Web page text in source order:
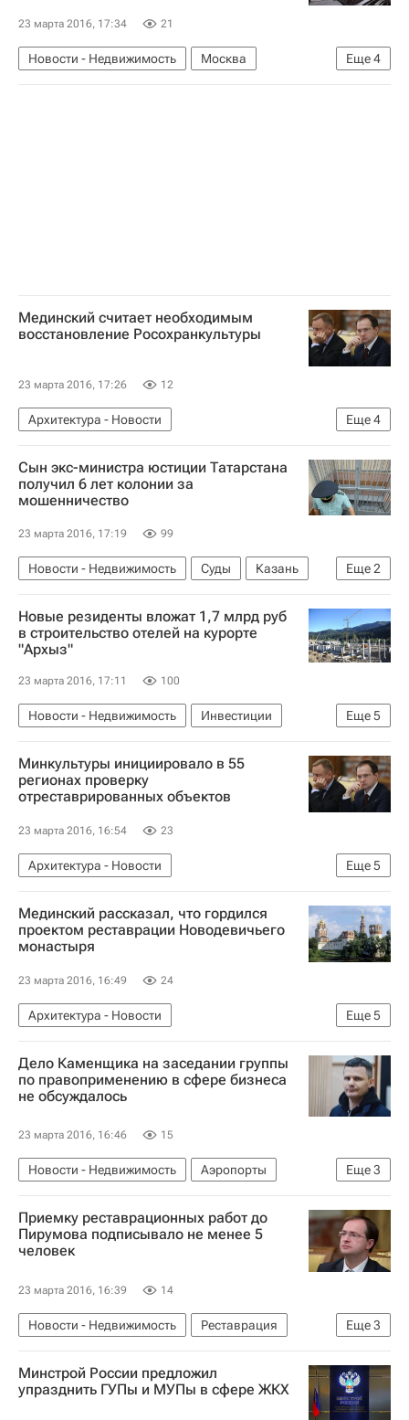
23 марта 2016, 17:34 21
Еще4
Новости - Недвижимость
Москва
Законодательство
Капремонт
Жилье
Мединский считает необходимым
восстановление Росохранкультуры
23 марта 2016, 17:26 12
Еще4
Архитектура - Новости
Новости - Недвижимость
Памятники
Владимир Мединский
Россия
Сын экс-министра юстиции Татарстана
получил 6 лет колонии за
мошенничество
23 марта 2016, 17:19 99
Еще2
Новости - Недвижимость Суды
Казань
Leroy Merlin
Россия
Новые резиденты вложат 1,7 млрд руб
в строительство отелей на курорте
"Архыз"
23 марта 2016, 17:11 100
Еще5
Новости - Недвижимость
Инвестиции
Гостиницы
Апартаменты
Коммерческая недвижимость
Карачаево-Черкесская республика (КЧР)
Россия
Минкультуры инициировало в 55
регионах проверку
отреставрированных объектов
23 марта 2016, 16:54 23
Еще5
Архитектура - Новости
Новости - Недвижимость
Памятники
Владимир Мединский
Министерство культуры Российской Федерации (Минкультуры России)
Россия
Мединский рассказал, что гордился
проектом реставрации Новодевичьего
монастыря
23 марта 2016, 16:49 24
Еще5
Архитектура - Новости
Новости - Недвижимость
Москва
Реставрация
Владимир Мединский
Россия
Дело Каменщика на заседании группы
по правоприменению в сфере бизнеса
не обсуждалось
23 марта 2016, 16:46 15
Еще3
Новости - Недвижимость
Аэропорты
Министерство внутренних дел РФ (МВД России)
Инфраструктура
Россия
Приемку реставрационных работ до
Пирумова подписывало не менее 5
человек
23 марта 2016, 16:39 14
Еще3
Новости - Недвижимость
Реставрация
"Дело реставраторов"
Министерство культуры Российской Федерации (Минкультуры России)
Минстрой России предложил
упразднить ГУПы и МУПы в сфере ЖКХ